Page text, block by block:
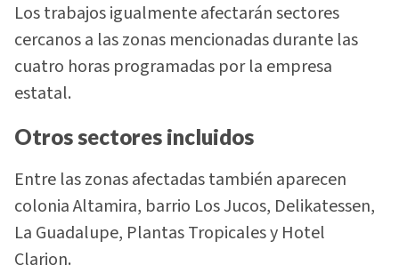
Los trabajos igualmente afectarán sectores
cercanos a las zonas mencionadas durante las
cuatro horas programadas por la empresa
estatal.
Otros sectores incluidos
Entre las zonas afectadas también aparecen
colonia Altamira, barrio Los Jucos, Delikatessen,
La Guadalupe, Plantas Tropicales y Hotel
Clarion.